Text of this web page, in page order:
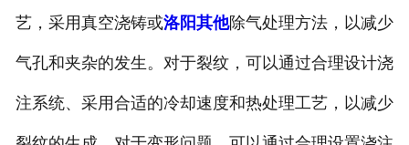
艺，采用真空浇铸或洛阳其他除气处理方法，以减少
气孔和夹杂的发生。对于裂纹，可以通过合理设计浇
注系统、采用合适的冷却速度和热处理工艺，以减少